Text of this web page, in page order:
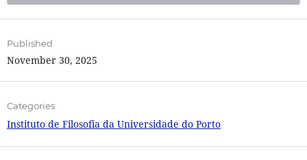
Published
November 30, 2025
Categories
Instituto de Filosofia da Universidade do Porto